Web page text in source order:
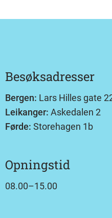
Besøksadresser
Bergen: Lars Hilles gate
Leikanger: Askedalen 2
Førde: Storehagen 1b
Opningstid
08.00–15.00